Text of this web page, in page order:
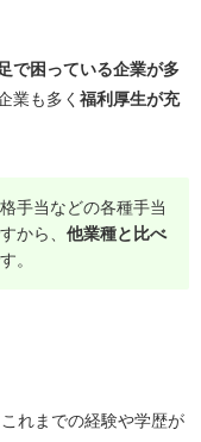
で困っている企業が多
業も多く 福利厚生が充
手当などの各種手当
から、他業種と比べ
。
れまでの経験や学歴が